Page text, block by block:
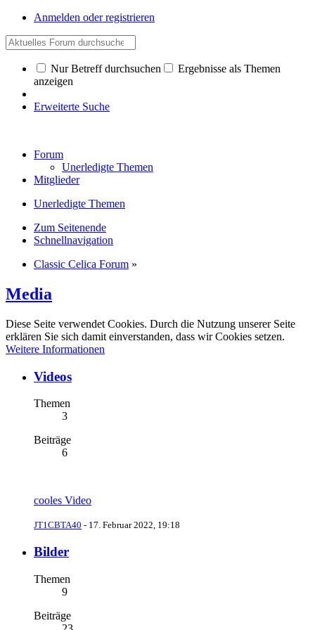
Anmelden oder registrieren
Nur Betreff durchsuchen
Ergebnisse als Themen
anzeigen
Erweiterte Suche
Forum
Unerledigte Themen
Mitglieder
Unerledigte Themen
Zum Seitenende
Schnellnavigation
Classic Celica Forum »
Media
Diese Seite verwendet Cookies. Durch die Nutzung unserer Seite
erklären Sie sich damit einverstanden, dass wir Cookies setzen.
Weitere Informationen
Videos
Themen
3
Beiträge
6
cooles Video
JT1CBTA40 - 17. Februar 2022, 19:18
Bilder
Themen
9
Beiträge